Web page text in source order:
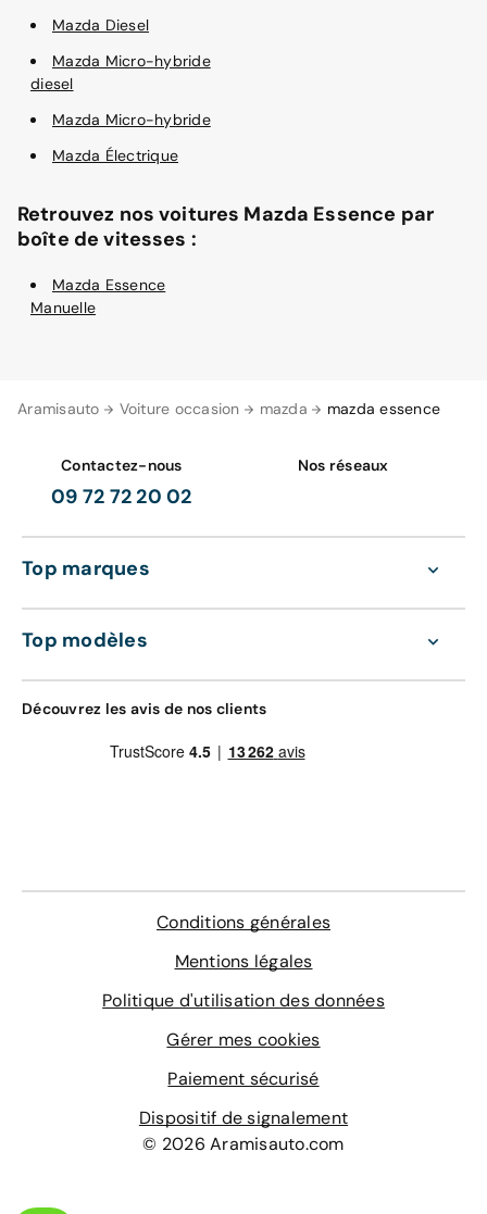
Aramisauto Voiture occasion mazda mazda essence
Mazda Diesel
Mazda Micro-hybride
diesel
Mazda Micro-hybride
Mazda Électrique
Retrouvez nos voitures Mazda Essence par
boîte de vitesses :
Mazda Essence
Manuelle
Contactez-nous
09 72 72 20 02
Nos réseaux
Top marques
Top modèles
Découvrez les avis de nos clients
Conditions générales
Mentions légales
Politique d'utilisation des données
Gérer mes cookies
Paiement sécurisé
Dispositif de signalement
© 2026 Aramisauto.com